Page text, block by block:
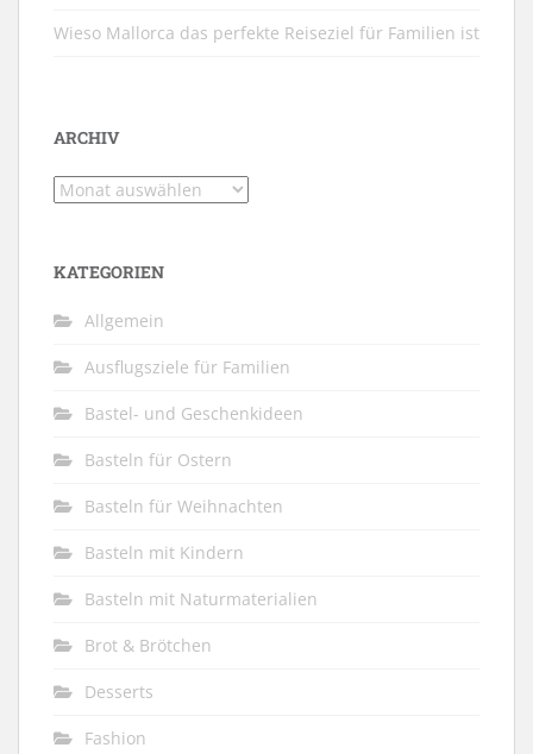
Wieso Mallorca das perfekte Reiseziel für Familien ist
ARCHIV
Archiv
KATEGORIEN
Allgemein
Ausflugsziele für Familien
Bastel- und Geschenkideen
Basteln für Ostern
Basteln für Weihnachten
Basteln mit Kindern
Basteln mit Naturmaterialien
Brot & Brötchen
Desserts
Fashion